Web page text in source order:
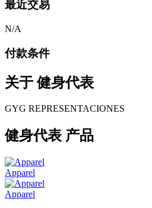
最近交易
N/A
付款条件
关于健身代表
GYG REPRESENTACIONES
健身代表 产品
Apparel
Apparel